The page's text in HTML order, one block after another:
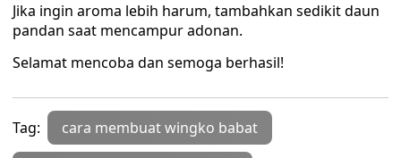
Jika ingin aroma lebih harum, tambahkan sedikit daun
pandan saat mencampur adonan.
Selamat mencoba dan semoga berhasil!
Tag: cara membuat wingko babat